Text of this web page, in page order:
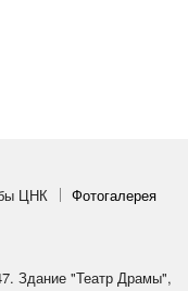
ЦНК
Фотогалерея
Здание "Театр Драмы",